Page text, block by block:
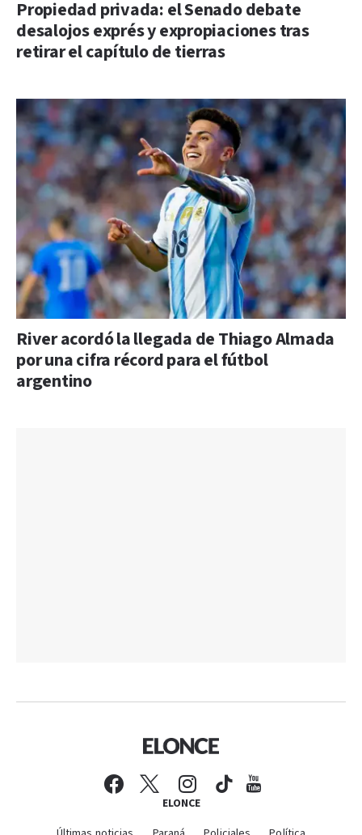
Propiedad privada: el Senado debate
desalojos exprés y expropiaciones tras
retirar el capítulo de tierras
River acordó la llegada de Thiago Almada
por una cifra récord para el fútbol
argentino
ELONCE